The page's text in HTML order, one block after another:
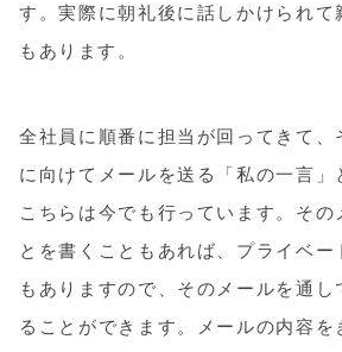
す。実際に朝礼後に話しかけられて
もあります。
全社員に順番に担当が回ってきて、
に向けてメールを送る「私の一言」
こちらは今でも行っています。その
とを書くこともあれば、プライベー
もありますので、そのメールを通
ることができます。メールの内容を